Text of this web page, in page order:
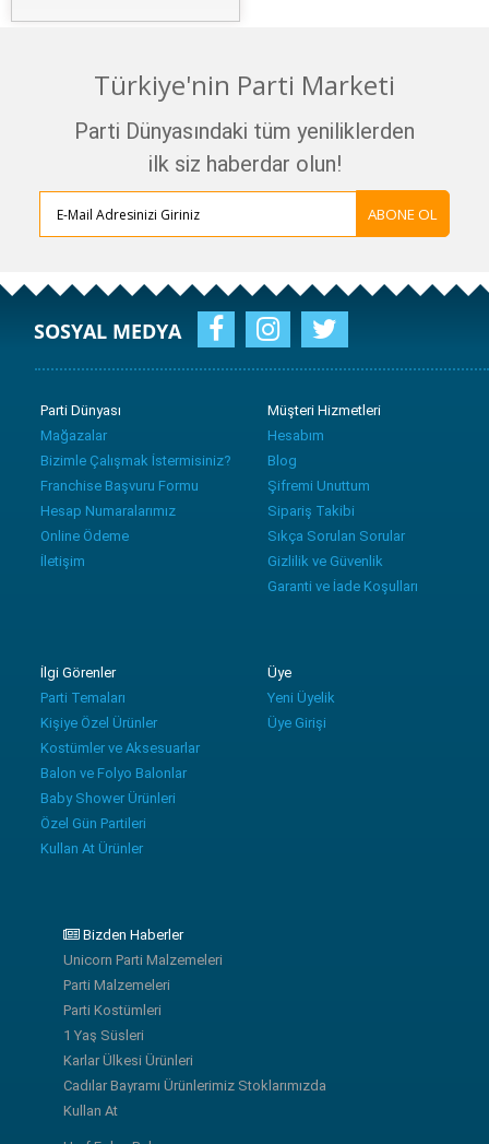
Türkiye'nin Parti Marketi
Parti Dünyasındaki tüm yeniliklerden
ilk siz haberdar olun!
ABONE OL
SOSYAL MEDYA
Parti Dünyası
Mağazalar
Bizimle Çalışmak İstermisiniz?
Franchise Başvuru Formu
Hesap Numaralarımız
Online Ödeme
İletişim
Müşteri Hizmetleri
Hesabım
Blog
Şifremi Unuttum
Sipariş Takibi
Sıkça Sorulan Sorular
Gizlilik ve Güvenlik
Garanti ve İade Koşulları
İlgi Görenler
Parti Temaları
Kişiye Özel Ürünler
Kostümler ve Aksesuarlar
Balon ve Folyo Balonlar
Baby Shower Ürünleri
Özel Gün Partileri
Kullan At Ürünler
Üye
Yeni Üyelik
Üye Girişi
Bizden Haberler
Unicorn Parti Malzemeleri
Parti Malzemeleri
Parti Kostümleri
1 Yaş Süsleri
Karlar Ülkesi Ürünleri
Cadılar Bayramı Ürünlerimiz Stoklarımızda
Kullan At